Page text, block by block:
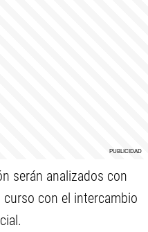
serán analizados con
con el intercambio